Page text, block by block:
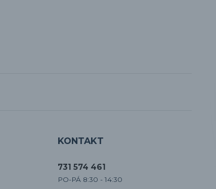
KONTAKT
731 574 461
PO-PÁ 8:30 - 14:30